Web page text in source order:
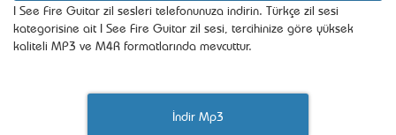
I See Fire Guitar zil sesleri telefonunuza indirin. Türkçe zil sesi
kategorisine ait I See Fire Guitar zil sesi, tercihinize göre yüksek
kaliteli MP3 ve M4R formatlarında mevcuttur.
İndir Mp3